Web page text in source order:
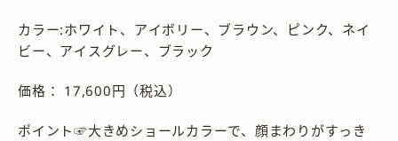
カラー:ホワイト、アイボリー、ブラウン、ピンク、ネイ
ビー、アイスグレー、ブラック
価格： 17,600円（税込）
ポイント☞大きめショールカラーで、顔まわりがすっき